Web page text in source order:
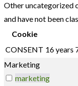
Other uncategorized
and have not been
Cookie
CONSENT 16 years
Marketing
marketing